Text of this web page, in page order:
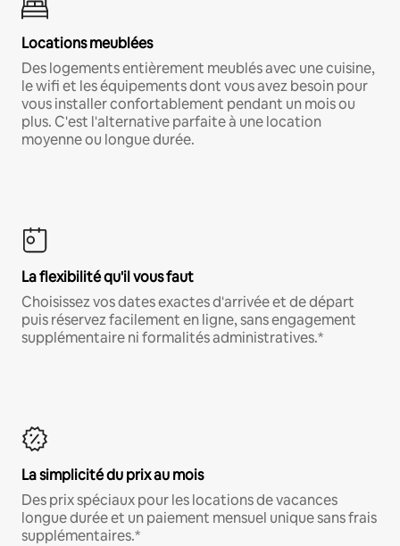
Locations meublées
Des logements entièrement meublés avec une cuisine,
le wifi et les équipements dont vous avez besoin pour
vous installer confortablement pendant un mois ou
plus. C'est l'alternative parfaite à une location
moyenne ou longue durée.
La flexibilité qu'il vous faut
Choisissez vos dates exactes d'arrivée et de départ
puis réservez facilement en ligne, sans engagement
supplémentaire ni formalités administratives.*
La simplicité du prix au mois
Des prix spéciaux pour les locations de vacances
longue durée et un paiement mensuel unique sans frais
supplémentaires.*